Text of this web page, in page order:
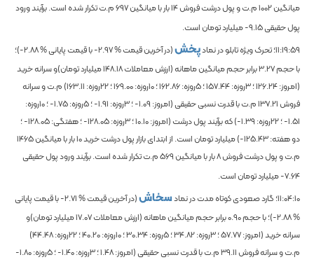
میانگین1002م.ت و پول درشت فروش14بار با میانگین697م.ت تکرار شده است. برآیند ورود
پول حقیقی-9.15میلیارد تومان است.
11:19:59؛ تحرک ویژه تابلو در نمادپخش(در آخرین قیمت %-2.97با قیمت پایانی %-2.88)؛
با حجم3.27برابر حجم میانگین ماهانه(ارزش معاملات148.18میلیارد تومان)و سرانه خرید
(امروز:126.24؛ 3روزه: 157.44؛ 5روزه: 162.86؛ 10روزه: 169.00؛ 22روزه: 163.11) م.ت و سرانه
فروش137.21م.ت با قدرت نسبی حقیقی (امروز:-1.09؛ 3روزه: -1.91؛ 5روزه: -1.75؛ 10روزه:
-1.51؛ 22روزه: -1.39) که برآیند پول درشت (امروز:10.10؛ 3روزه: -128.05؛ هفتگی:-128.05؛
دو هفته:-125.43) میلیارد تومان است. از ابتدای بازار پول درشت خرید10بار با میانگین1465
م.ت و پول درشت فروش8بار با میانگین569م.ت تکرار شده است. برآیند ورود پول حقیقی
-7.64میلیارد تومان است.
11:04:10؛ گارد صعودی کوتاه مدت در نمادسخاش(در آخرین قیمت %-2.71با قیمت پایانی
%
-2.88)؛با حجم0.90برابر حجم میانگین ماهانه(ارزش معاملات17.07میلیارد تومان)و
سرانه خرید (امروز:57.77؛ 3روزه: 34.82؛ 5روزه: 30.34؛ 10روزه: 40.20؛ 22روزه: 44.48
)
م.ت و سرانه فروش39.11م.ت با قدرت نسبی حقیقی (امروز:1.48؛ 3روزه: -1.40؛ 5روزه:
-1.80